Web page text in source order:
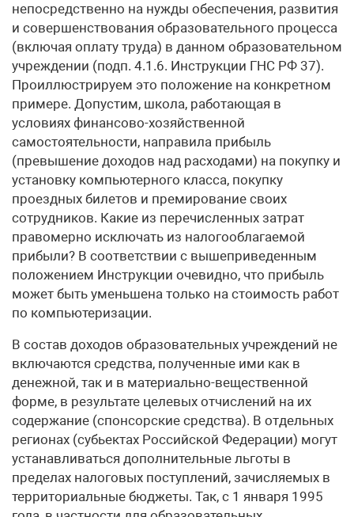
непосредственно на нужды обеспечения, развития
и совершенствования образовательного процесса
(включая оплату труда) в данном образовательном
учреждении (подп. 4.1.6. Инструкции ГНС РФ 37).
Проиллюстрируем это положение на конкретном
примере. Допустим, школа, работающая в
условиях финансово-хозяйственной
самостоятельности, направила прибыль
(превышение доходов над расходами) на покупку и
установку компьютерного класса, покупку
проездных билетов и премирование своих
сотрудников. Какие из перечисленных затрат
правомерно исключать из налогооблагаемой
прибыли? В соответствии с вышеприведенным
положением Инструкции очевидно, что прибыль
может быть уменьшена только на стоимость работ
по компьютеризации.
В состав доходов образовательных учреждений не
включаются средства, полученные ими как в
денежной, так и в материально-вещественной
форме, в результате целевых отчислений на их
содержание (спонсорские средства). В отдельных
регионах (субьектах Российской Федерации) могут
устанавливаться дополнительные льготы в
пределах налоговых поступлений, зачисляемых в
территориальные бюджеты. Так, с 1 января 1995